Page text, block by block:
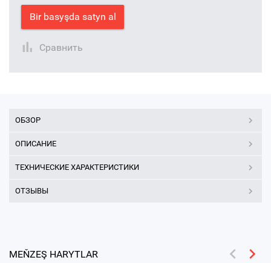
Bir basyşda satyn al
Сравнить
ОБЗОР
ОПИСАНИЕ
ТЕХНИЧЕСКИЕ ХАРАКТЕРИСТИКИ
ОТЗЫВЫ
MEŇZEŞ HARYTLAR